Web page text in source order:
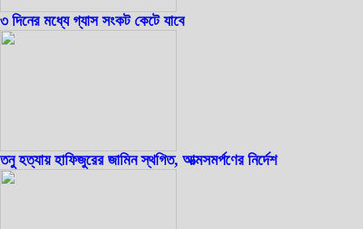
৩ দিনের মধ্যে গ্যাস সংকট কেটে যাবে
তনু হত্যায় হাফিজুরের জামিন স্থগিত, আত্মসমর্পণের নির্দেশ